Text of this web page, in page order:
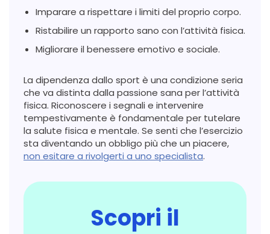
Imparare a rispettare i limiti del proprio corpo.
Ristabilire un rapporto sano con l’attività fisica.
Migliorare il benessere emotivo e sociale.
La dipendenza dallo sport è una condizione seria
che va distinta dalla passione sana per l’attività
fisica. Riconoscere i segnali e intervenire
tempestivamente è fondamentale per tutelare
la salute fisica e mentale. Se senti che l’esercizio
sta diventando un obbligo più che un piacere,
non esitare a rivolgerti a uno specialista.
Scopri il